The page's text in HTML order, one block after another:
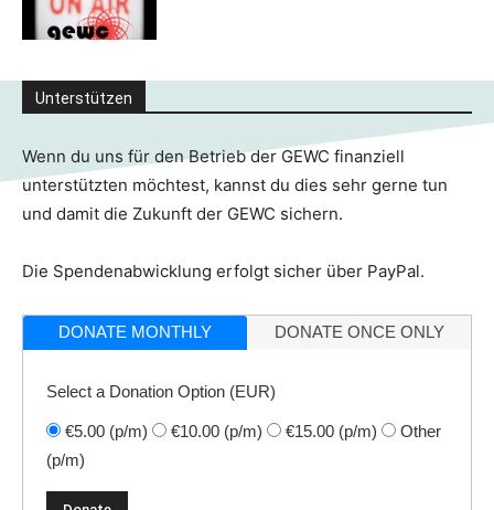
Unterstützen
Wenn du uns für den Betrieb der GEWC finanziell
unterstützten möchtest, kannst du dies sehr gerne tun
und damit die Zukunft der GEWC sichern.
Die Spendenabwicklung erfolgt sicher über PayPal.
DONATE MONTHLY DONATE ONCE ONLY
Select a Donation Option (EUR)
€5.00 (p/m) €10.00 (p/m) €15.00 (p/m)
Other
(p/m)